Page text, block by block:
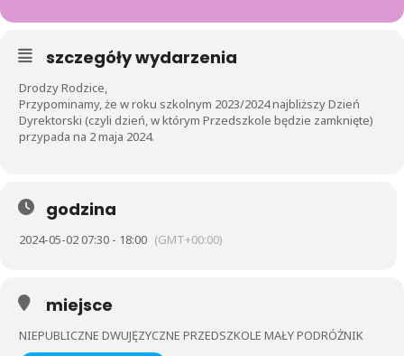
szczegóły wydarzenia
Drodzy Rodzice,
Przypominamy, że w roku szkolnym 2023/2024 najbliższy Dzień
Dyrektorski (czyli dzień, w którym Przedszkole będzie zamknięte)
przypada na 2 maja 2024.
godzina
2024-05-02 07:30 - 18:00 (GMT+00:00)
miejsce
NIEPUBLICZNE DWUJĘZYCZNE PRZEDSZKOLE MAŁY PODRÓŻNIK